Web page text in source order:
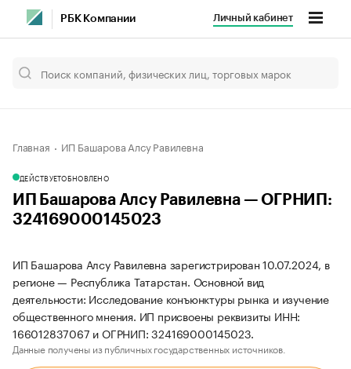
РБК Компании Личный кабинет
Главная ИП Башарова Алсу Равилевна
ДЕЙСТВУЕТОБНОВЛЕНО
ИП Башарова Алсу Равилевна — ОГРНИП:
324169000145023
ИП Башарова Алсу Равилевна зарегистрирован 10.07.2024, в
регионе — Республика Татарстан. Основной вид
деятельности: Исследование конъюнктуры рынка и изучение
общественного мнения. ИП присвоены реквизиты ИНН:
166012837067 и ОГРНИП: 324169000145023.
Данные получены из публичных государственных источников.